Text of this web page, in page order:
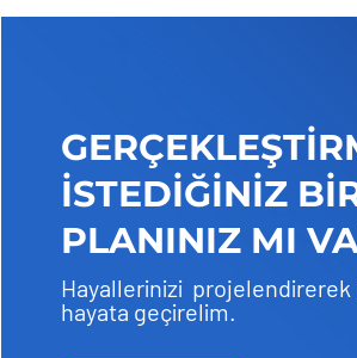
İSTEDİĞİNİZ
PLANINIZ MI
Hayallerinizi
hayata geçirelim.